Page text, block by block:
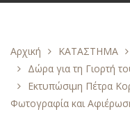
Αρχική ΚΑΤΑΣΤΗΜΑ
Δώρα για τη Γιορτή
Εκτυπώσιμη Πέτρα
Φωτογραφία και